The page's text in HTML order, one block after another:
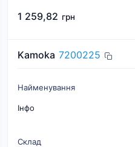
1 259,82 грн
Kamoka 7200225
Найменування
Інфо
Склад